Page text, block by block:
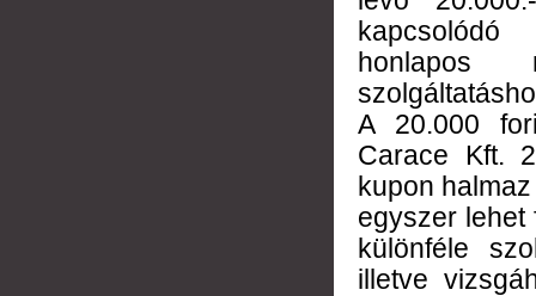
honlapos
A 20.000
Carace Kft.
kupon
egyszer lehet
különféle
illetve